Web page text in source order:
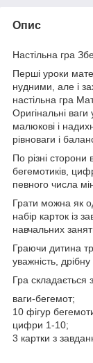
Опис
Настільна гра
Перші уроки
нудними, але і
настільна гра
Оригінальні
малюкові і
рівноваги і
По різні
бегемотиків,
певного числа
Грати можна як
набір карток із
навчальних
Граючи дитина
уважність,
Гра складається
ваги-бегемот;
10 фігур
цифри 1-10;
3 картки з